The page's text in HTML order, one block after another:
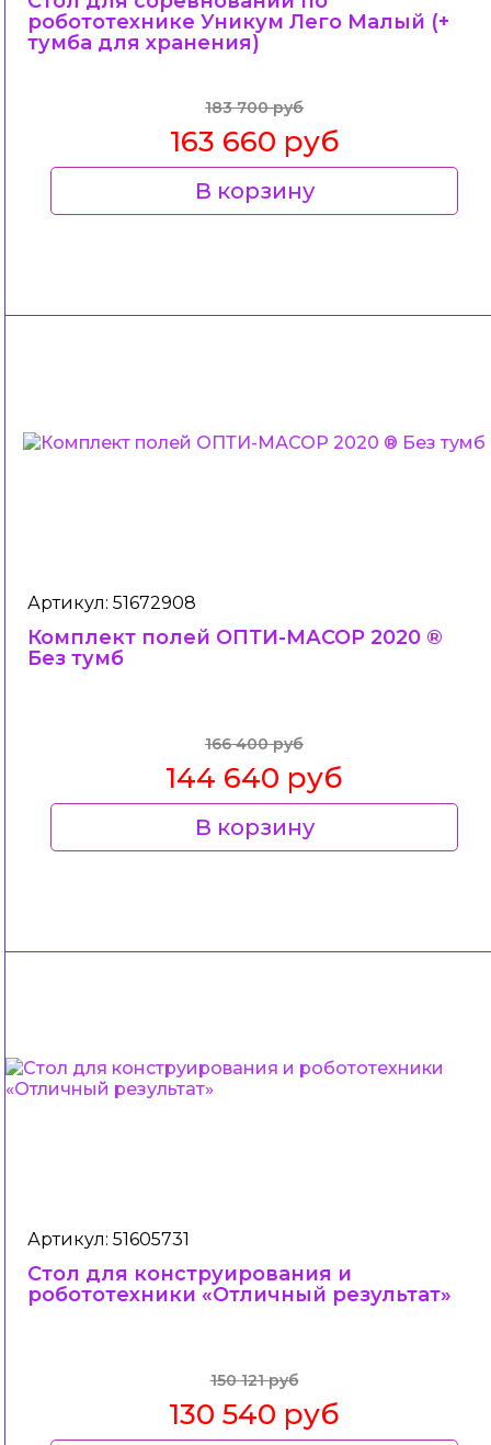
робототехнике Уникум Лего Малый (+
тумба для хранения)
183 700 руб
163 660 руб
В корзину
Артикул: 51672908
Комплект полей ОПТИ-МАСОР 2020 ®
Без тумб
166 400 руб
144 640 руб
В корзину
Артикул: 51605731
Стол для конструирования и
робототехники «Отличный результат»
150 121 руб
130 540 руб